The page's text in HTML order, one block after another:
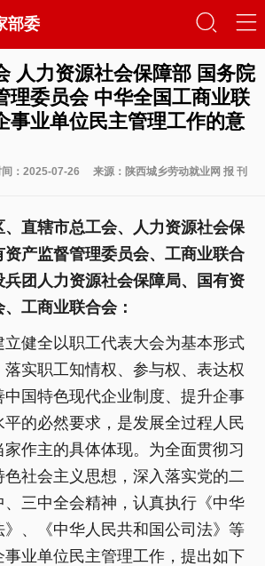
部委 󰃙 󰆉
人力资源社会保障部 国务院
理委员会 中华全国工商业联
事业单位民主管理工作的意
间：2025-07-26
来源：陕西城乡劳动就业网 报 刊
、直辖市总工会、人力资源社会保
资产监督管理委员会、工商业联合
团人力资源社会保障局、国有资
工商业联合会：
健全以职工代表大会为基本形式
实职工知情权、参与权、表达权
国特色现代企业制度、提升企事
的必然要求，是发展全过程人民
作主的具体体现。为全面贯彻习
社会主义思想，深入落实党的二
三中全会精神，认真执行《中华
》、《中华人民共和国公司法》等
业单位民主管理工作，提出如下